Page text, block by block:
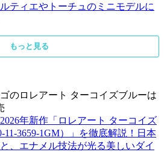
ティエやトーチュのミニモデルに
もっと見る
年新作「ロレアート ターコイズ
11-3659-1GM）」を徹底解説！日本
、エナメル技法が光る美しいダイ